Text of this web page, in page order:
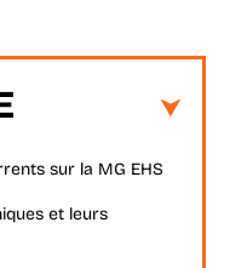
sur la MG EHS
et leurs